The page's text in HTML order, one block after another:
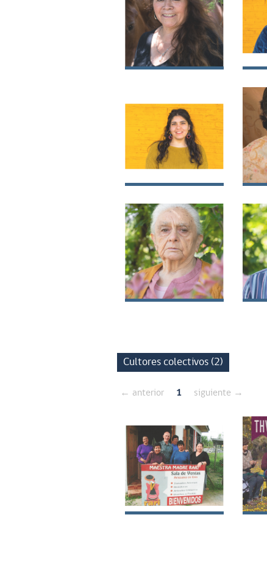
Ana del Carmen
Brenda Ninoska
Teresa del
Cultores colectivos (2)
← anterior 1 siguiente →
Agrupación